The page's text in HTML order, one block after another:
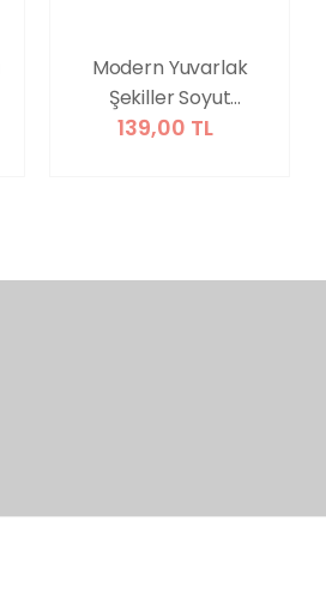
Modern Yuvarlak
Şekiller Soyut
Kanvas Tablo
139,00 TL